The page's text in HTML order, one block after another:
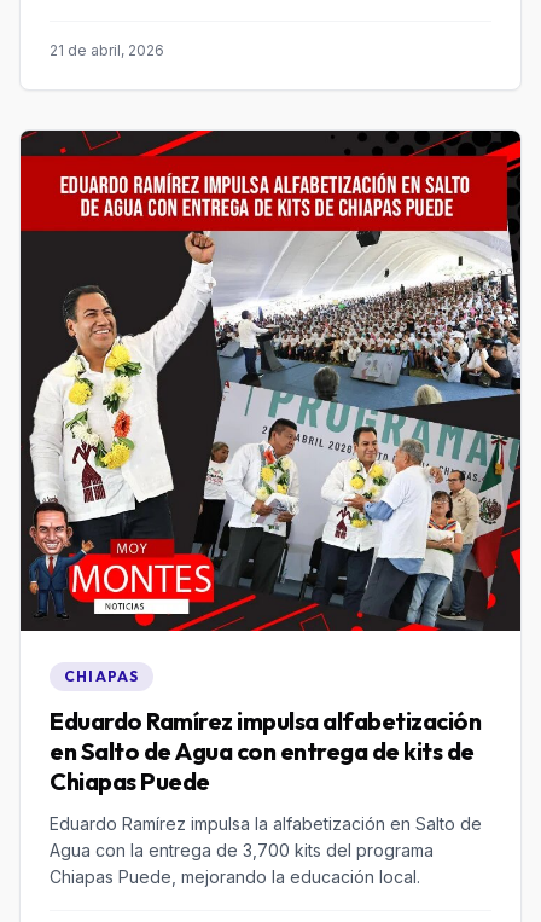
21 de abril, 2026
CHIAPAS
Eduardo Ramírez impulsa alfabetización
en Salto de Agua con entrega de kits de
Chiapas Puede
Eduardo Ramírez impulsa la alfabetización en Salto de
Agua con la entrega de 3,700 kits del programa
Chiapas Puede, mejorando la educación local.